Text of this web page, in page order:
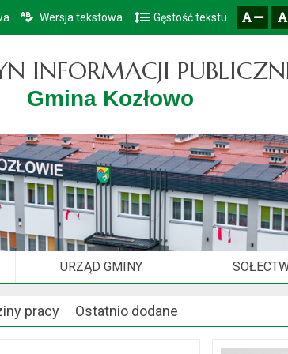
Przejdź do głównego menu
Przejdź do treści
Przejdź do mapy serwisu
Wersja tekstowa Gęstość tekstu
INFORMACJI
Gmina Kozłowo
URZĄD GMINY
pracy Ostatnio dodane